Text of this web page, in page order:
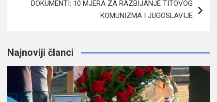
DOKUMENTI: 10 MJERA ZA RAZBIJANJE TITOVOG
KOMUNIZMA I JUGOSLAVIJE
Najnoviji članci